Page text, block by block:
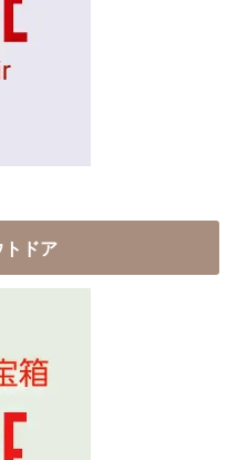
トドア